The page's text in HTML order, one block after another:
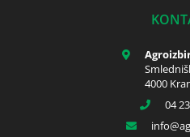
4000
04
info